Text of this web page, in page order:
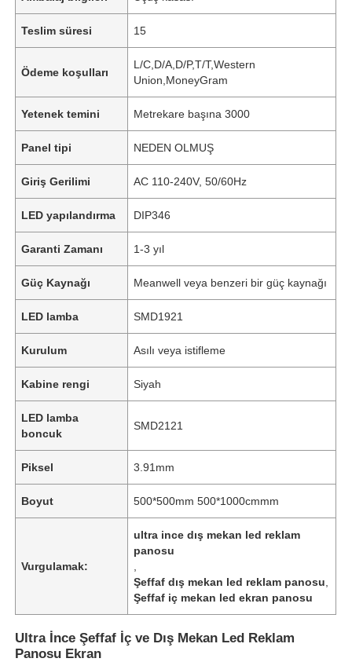
Teslim süresi 15
Ödeme koşulları
L/C,D/A,D/P,T/T,Western
Union,MoneyGram
Yetenek temini Metrekare başına 3000
Panel tipi NEDEN OLMUŞ
Giriş Gerilimi AC 110-240V, 50/60Hz
LED yapılandırma DIP346
Garanti Zamanı 1-3 yıl
Güç Kaynağı Meanwell veya benzeri bir güç kaynağı
LED lamba SMD1921
Kurulum Asılı veya istifleme
Kabine rengi Siyah
LED lamba
boncuk
SMD2121
Piksel 3.91mm
Boyut 500*500mm 500*1000cmmm
Vurgulamak:
ultra ince dış mekan led reklam
panosu
Şeffaf dış mekan led reklam panosu
Şeffaf iç mekan led ekran panosu
Ultra İnce Şeffaf İç ve Dış Mekan Led Reklam
Panosu Ekran